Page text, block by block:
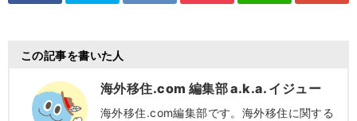
この記事を書いた人
海外移住.com 編集部 a.k.a. イジュー
海外移住.com編集部です。海外移住に関する